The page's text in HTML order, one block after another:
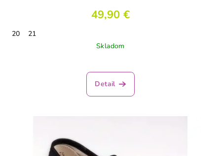
49,90 €
20
21
Skladom
Detail